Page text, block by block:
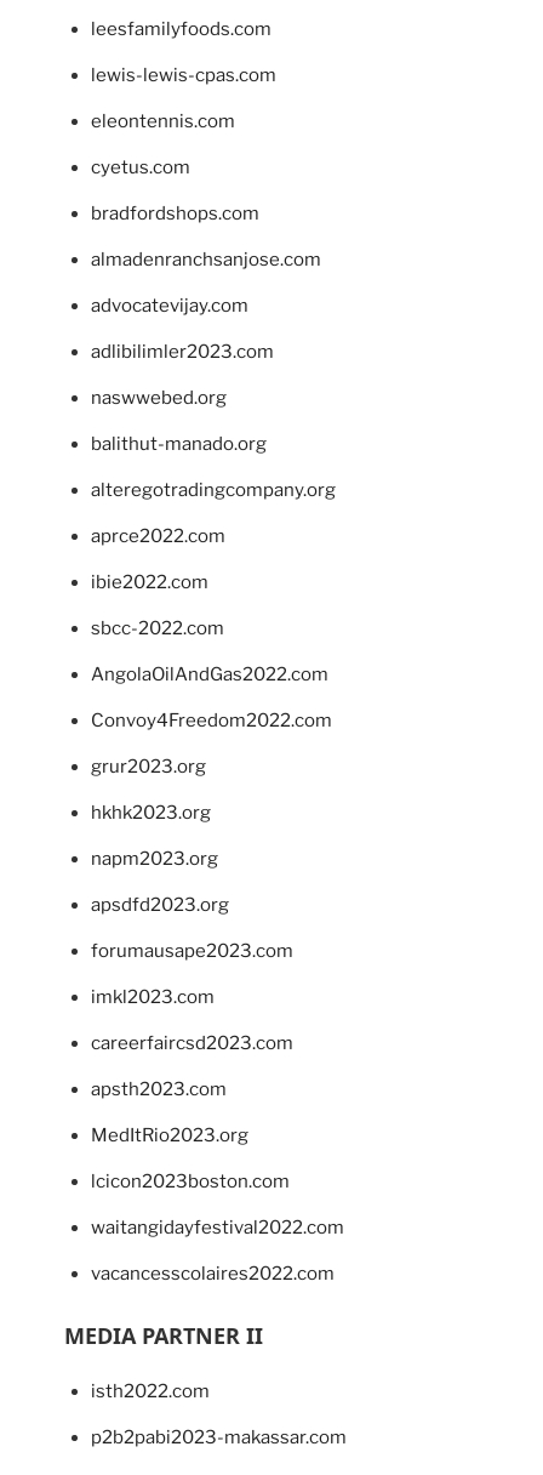
leesfamilyfoods.com
lewis-lewis-cpas.com
eleontennis.com
cyetus.com
bradfordshops.com
almadenranchsanjose.com
advocatevijay.com
adlibilimler2023.com
naswwebed.org
balithut-manado.org
alteregotradingcompany.org
aprce2022.com
ibie2022.com
sbcc-2022.com
AngolaOilAndGas2022.com
Convoy4Freedom2022.com
grur2023.org
hkhk2023.org
napm2023.org
apsdfd2023.org
forumausape2023.com
imkl2023.com
careerfaircsd2023.com
apsth2023.com
MedItRio2023.org
lcicon2023boston.com
waitangidayfestival2022.com
vacancesscolaires2022.com
MEDIA PARTNER II
isth2022.com
p2b2pabi2023-makassar.com